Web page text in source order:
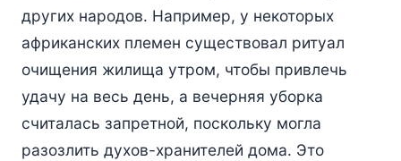
других народов. Например, у некоторых
африканских племен существовал ритуал
очищения жилища утром, чтобы привлечь
удачу на весь день, а вечерняя уборка
считалась запретной, поскольку могла
разозлить духов-хранителей дома. Это